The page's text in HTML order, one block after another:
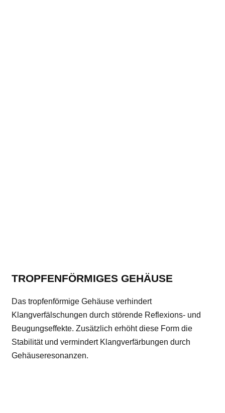
TROPFENFÖRMIGES GEHÄUSE
Das tropfenförmige Gehäuse verhindert
Klangverfälschungen durch störende Reflexions- und
Beugungseffekte. Zusätzlich erhöht diese Form die
Stabilität und vermindert Klangverfärbungen durch
Gehäuseresonanzen.